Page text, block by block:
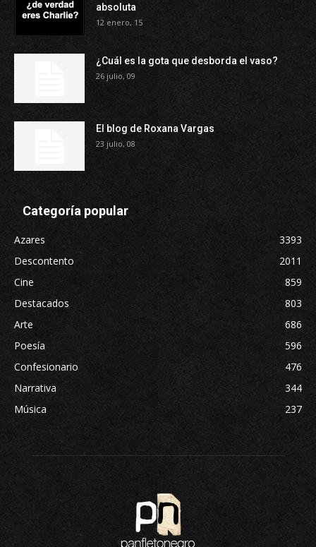
absoluta
12 enero, 15
¿Cuál es la gota que desborda el vaso?
26 julio, 09
El blog de Roxana Vargas
23 julio, 08
Categoría popular
Azares
3393
Descontento
2011
Cine
859
Destacados
803
Arte
686
Poesía
596
Confesionario
476
Narrativa
344
Música
237